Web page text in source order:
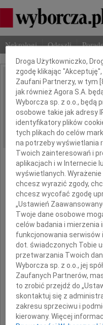
Nekrologi Odeszli
IMIĘ I NAZWISKO:
REGION: Gdańsk
DATA EMISJI:
że
Dbamy o Twoją prywatność
Droga Użytkowniczko,
zgodę klikając
Zaufani Partnerzy, w tym [
jak również Agora S.A.
Wyborcza sp. z o.o., będą
osobowe takie jak adresy
identyfikatory plików
tych plikach do celów
na potrzeby wyświetlania
Twoich zainteresowań i
aplikacjach i w Internecie
wyświetlanych.
chcesz wyrazić zgody,
chcesz wycofać zgodę
„Ustawień
Twoje dane osobowe
celów badania i
funkcjonowania serwisów
dot. świadczonych Tobie
przetwarzania Twoich
Wyborcza sp. z o.o., jej
Zaufanych Partnerów,
to zrobić przejdź do
skontaktuj się z
zakresu sprzeciwu i
kierowany. Więcej